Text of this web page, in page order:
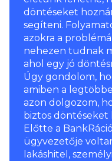
döntéseket
segíteni.
azokra a
nehezen tudnak
ahol egy jó
Úgy gondolom,
amiben a
azon dolgozom,
biztos döntéseket
Előtte a
ügyvezetője
lakáshitel,